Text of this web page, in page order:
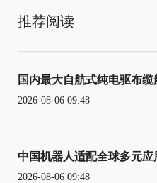
推荐阅读
国内最大自航式纯电驱布
2026-08-06 09:48
中国机器人适配全球多元应
2026-08-06 09:48